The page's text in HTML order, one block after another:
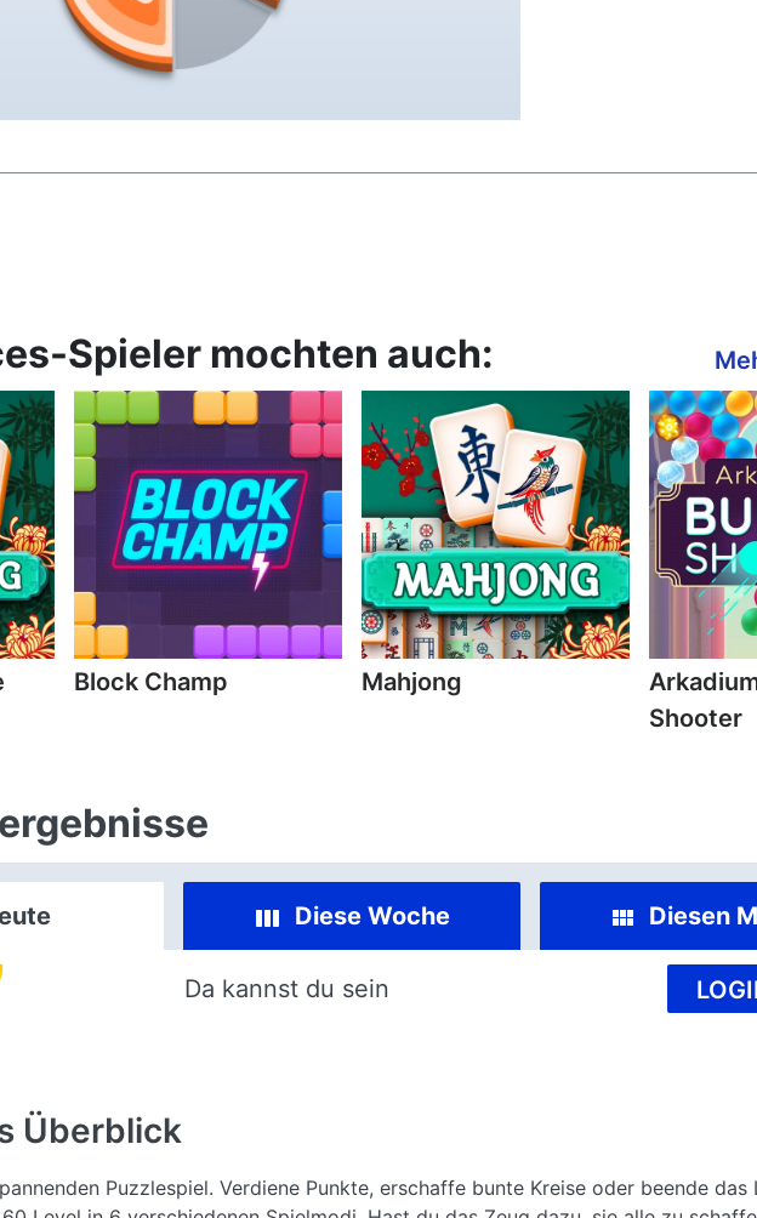
Spieler mochten auch:
Block Champ Mahjong
Shooter
Diese Woche Diesen
Da kannst du sein
Überblick
Puzzlespiel. Verdiene Punkte, erschaffe bunte Kreise oder beende